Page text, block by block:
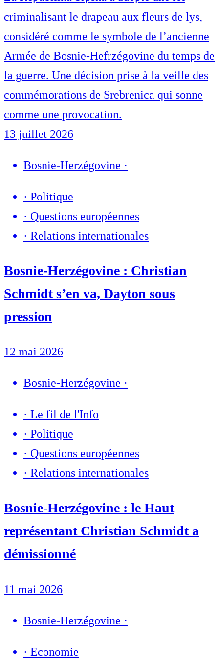
criminalisant le drapeau aux fleurs de lys,
considéré comme le symbole de l’ancienne
Armée de Bosnie-Hefrzégovine du temps de
la guerre. Une décision prise à la veille des
commémorations de Srebrenica qui sonne
comme une provocation.
13 juillet 2026
Bosnie-Herzégovine ·
· Politique
· Questions européennes
· Relations internationales
Bosnie-Herzégovine : Christian
Schmidt s’en va, Dayton sous
pression
12 mai 2026
Bosnie-Herzégovine ·
· Le fil de l'Info
· Politique
· Questions européennes
· Relations internationales
Bosnie-Herzégovine : le Haut
représentant Christian Schmidt a
démissionné
11 mai 2026
Bosnie-Herzégovine ·
· Economie